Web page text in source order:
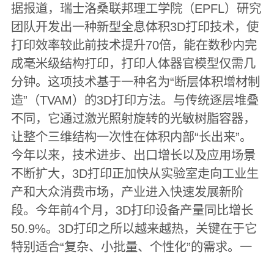
据报道，瑞士洛桑联邦理工学院（EPFL）研究
团队开发出一种新型全息体积3D打印技术，使
打印效率较此前技术提升70倍，能在数秒内完
成毫米级结构打印，打印人体器官模型仅需几
分钟。这项技术基于一种名为“断层体积增材制
造”（TVAM）的3D打印方法。与传统逐层堆叠
不同，它通过激光照射旋转的光敏树脂容器，
让整个三维结构一次性在体积内部“长出来”。
今年以来，技术进步、出口增长以及应用场景
不断扩大，3D打印正加快从实验室走向工业生
产和大众消费市场，产业进入快速发展新阶
段。今年前4个月，3D打印设备产量同比增长
50.9%。3D打印之所以越来越热，关键在于它
特别适合“复杂、小批量、个性化”的需求。一